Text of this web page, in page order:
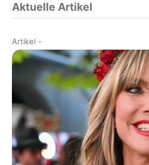
Aktuelle Artikel
Artikel -